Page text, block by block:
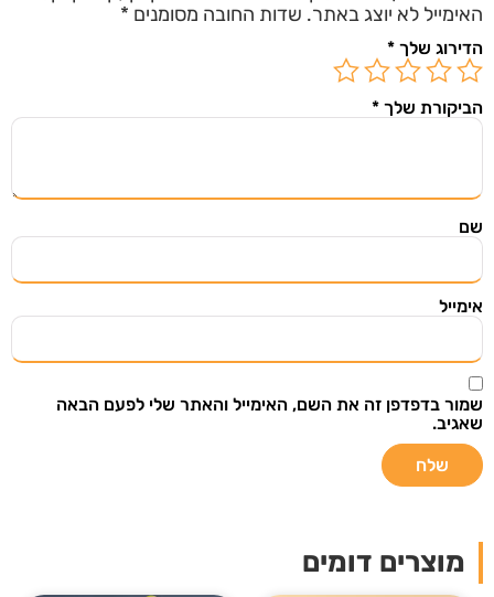
האימייל לא יוצג באתר. שדות החובה מסומנים *
הדירוג שלך *
הביקורת שלך *
שם
אימייל
שמור בדפדפן זה את השם, האימייל והאתר שלי לפעם הבאה
שאגיב.
מוצרים דומים